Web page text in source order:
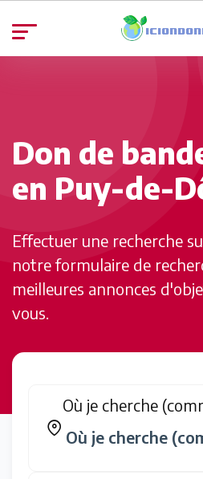
Don de
en Puy-de-
Effectuer une recherche
notre formulaire de
meilleures annonces
vous.
Où je cherche